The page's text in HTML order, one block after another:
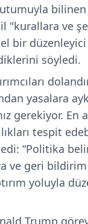
bilinen
"kurallara ve
bir
söyledi.
yasalara
gerekiyor. En
tespit
“Politika
ve geri bildirim
yoluyla
Trump